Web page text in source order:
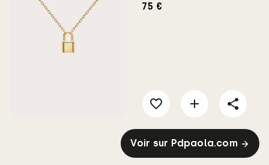
75 €
Voir sur Pdpaola.com